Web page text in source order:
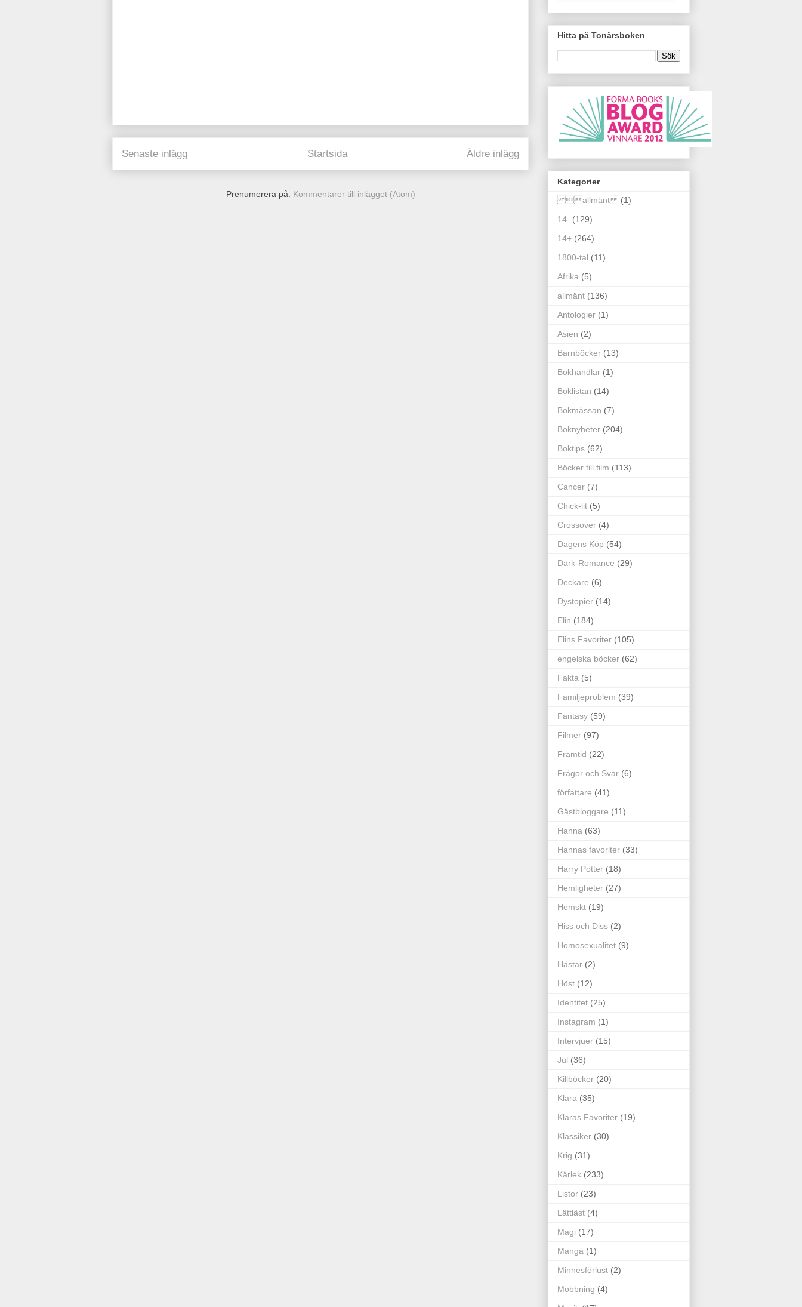
Senaste inlägg Äldre inlägg
Startsida
Prenumerera på: Kommentarer till inlägget (Atom)
Hitta på Tonårsboken
Kategorier
allmänt (1)
14- (129)
14+ (264)
1800-tal (11)
Afrika (5)
allmänt (136)
Antologier (1)
Asien (2)
Barnböcker (13)
Bokhandlar (1)
Boklistan (14)
Bokmässan (7)
Boknyheter (204)
Boktips (62)
Böcker till film (113)
Cancer (7)
Chick-lit (5)
Crossover (4)
Dagens Köp (54)
Dark-Romance (29)
Deckare (6)
Dystopier (14)
Elin (184)
Elins Favoriter (105)
engelska böcker (62)
Fakta (5)
Familjeproblem (39)
Fantasy (59)
Filmer (97)
Framtid (22)
Frågor och Svar (6)
författare (41)
Gästbloggare (11)
Hanna (63)
Hannas favoriter (33)
Harry Potter (18)
Hemligheter (27)
Hemskt (19)
Hiss och Diss (2)
Homosexualitet (9)
Hästar (2)
Höst (12)
Identitet (25)
Instagram (1)
Intervjuer (15)
Jul (36)
Killböcker (20)
Klara (35)
Klaras Favoriter (19)
Klassiker (30)
Krig (31)
Kärlek (233)
Listor (23)
Lättläst (4)
Magi (17)
Manga (1)
Minnesförlust (2)
Mobbning (4)